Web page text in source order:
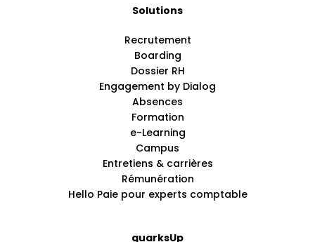
Solutions
Recrutement
Boarding
Dossier RH
Engagement by Dialog
Absences
Formation
e-Learning
Campus
Entretiens & carrières
Rémunération
Hello Paie pour experts comptable
quarksUp